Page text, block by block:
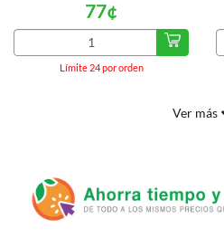
Límite 24 por orden
77¢
Ver más